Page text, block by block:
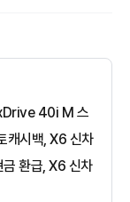
40i M 스
캐시백, X6 신차
환급, X6 신차